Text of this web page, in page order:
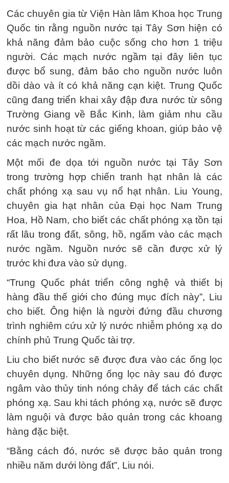
Các chuyên gia từ Viện Hàn lâm Khoa học Trung
Quốc tin rằng nguồn nước tại Tây Sơn hiện có
khả năng đảm bảo cuộc sống cho hơn 1 triệu
người. Các mạch nước ngầm tại đây liên tục
được bổ sung, đảm bảo cho nguồn nước luôn
dồi dào và ít có khả năng cạn kiệt. Trung Quốc
cũng đang triển khai xây đập đưa nước từ sông
Trường Giang về Bắc Kinh, làm giảm nhu cầu
nước sinh hoạt từ các giếng khoan, giúp bảo vệ
các mạch nước ngầm.
Một mối đe dọa tới nguồn nước tại Tây Sơn
trong trường hợp chiến tranh hạt nhân là các
chất phóng xạ sau vụ nổ hạt nhân. Liu Young,
chuyên gia hạt nhân của Đại học Nam Trung
Hoa, Hồ Nam, cho biết các chất phóng xạ tồn tại
rất lâu trong đất, sông, hồ, ngấm vào các mạch
nước ngầm. Nguồn nước sẽ cần được xử lý
trước khi đưa vào sử dụng.
“Trung Quốc phát triển công nghệ và thiết bị
hàng đầu thế giới cho đúng mục đích này”, Liu
cho biết. Ông hiện là người đứng đầu chương
trình nghiêm cứu xử lý nước nhiễm phóng xạ do
chính phủ Trung Quốc tài trợ.
Liu cho biết nước sẽ được đưa vào các ống lọc
chuyên dụng. Những ống lọc này sau đó được
ngâm vào thủy tinh nóng chảy để tách các chất
phóng xạ. Sau khi tách phóng xạ, nước sẽ được
làm nguội và được bảo quản trong các khoang
hàng đặc biệt.
“Bằng cách đó, nước sẽ được bảo quản trong
nhiều năm dưới lòng đất”, Liu nói.